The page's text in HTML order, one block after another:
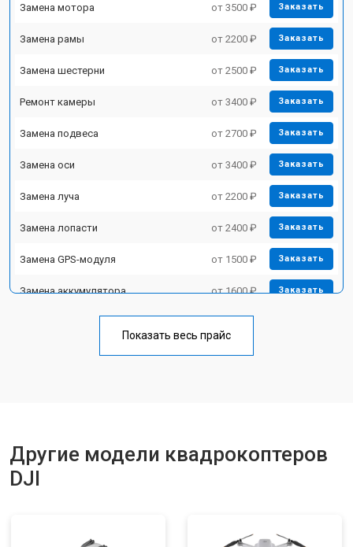
Замена мотора от 3500 ₽ Заказать
Замена рамы от 2200 ₽ Заказать
Замена шестерни от 2500 ₽ Заказать
Ремонт камеры от 3400 ₽ Заказать
Замена подвеса от 2700 ₽ Заказать
Замена оси от 3400 ₽ Заказать
Замена луча от 2200 ₽ Заказать
Замена лопасти от 2400 ₽ Заказать
Замена GPS-модуля от 1500 ₽ Заказать
Замена аккумулятора от 1600 ₽ Заказать
Замена материнской платы от 2800 ₽
Показать весь прайс
Другие модели квадрокоптеров
DJI